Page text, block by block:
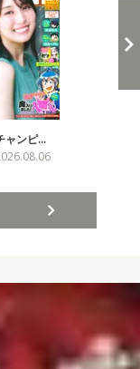
ャンピ…